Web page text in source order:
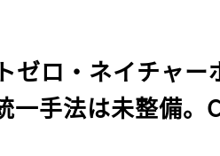
ゼロ・ネイチャー
一手法は未整備。